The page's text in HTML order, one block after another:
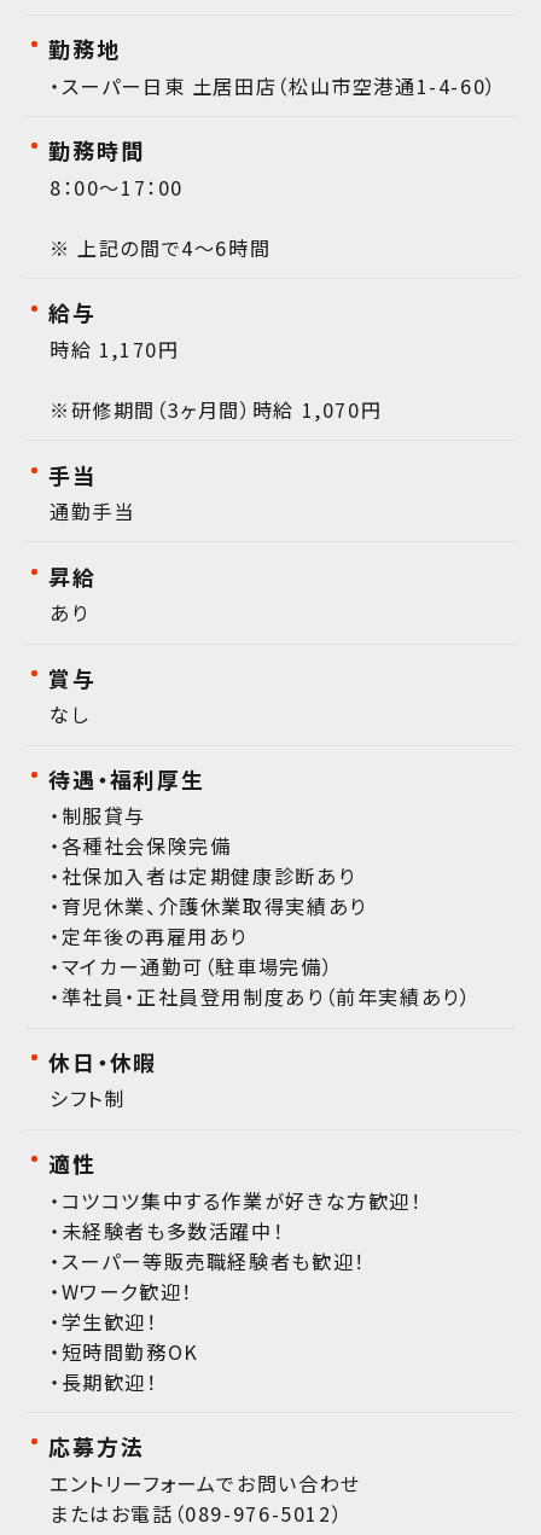
勤務地
・スーパー日東 土居田店（松山市空港通1-4-60）
勤務時間
8：00～17：00
※ 上記の間で4～6時間
給与
時給 1,170円
※研修期間（3ヶ月間）時給 1,070円
手当
通勤手当
昇給
あり
賞与
なし
待遇・福利厚生
・制服貸与
・各種社会保険完備
・社保加入者は定期健康診断あり
・育児休業、介護休業取得実績あり
・定年後の再雇用あり
・マイカー通勤可（駐車場完備）
・準社員・正社員登用制度あり（前年実績あり）
休日・休暇
シフト制
適性
・コツコツ集中する作業が好きな方歓迎！
・未経験者も多数活躍中！
・スーパー等販売職経験者も歓迎！
・Wワーク歓迎！
・学生歓迎！
・短時間勤務OK
・長期歓迎！
応募方法
エントリーフォームでお問い合わせ
またはお電話（089-976-5012）